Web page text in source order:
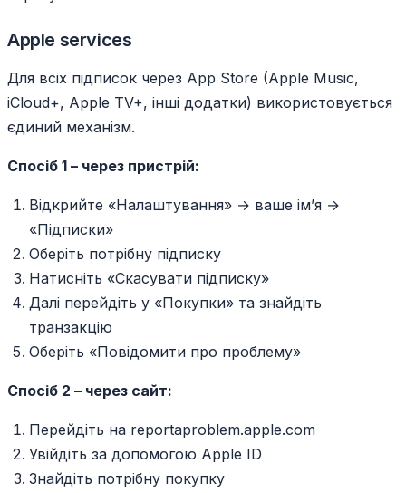
Apple services
Для всіх підписок через App Store (Apple Music,
iCloud+, Apple TV+, інші додатки) використовується
єдиний механізм.
Спосіб 1 – через пристрій:
Відкрийте «Налаштування» → ваше ім’я →
«Підписки»
Оберіть потрібну підписку
Натисніть «Скасувати підписку»
Далі перейдіть у «Покупки» та знайдіть
транзакцію
Оберіть «Повідомити про проблему»
Спосіб 2 – через сайт:
Перейдіть на reportaproblem.apple.com
Увійдіть за допомогою Apple ID
Знайдіть потрібну покупку